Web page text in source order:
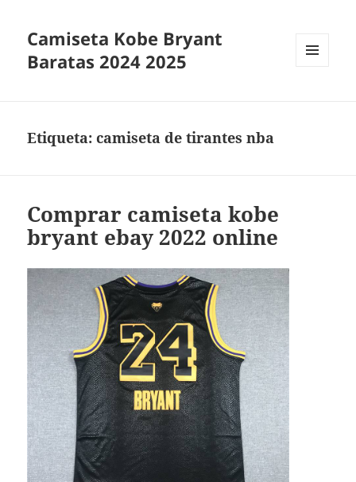
Camiseta Kobe Bryant
Baratas 2024 2025
Etiqueta:camiseta de tirantes nba
Comprar camiseta kobe
bryant ebay 2022 online